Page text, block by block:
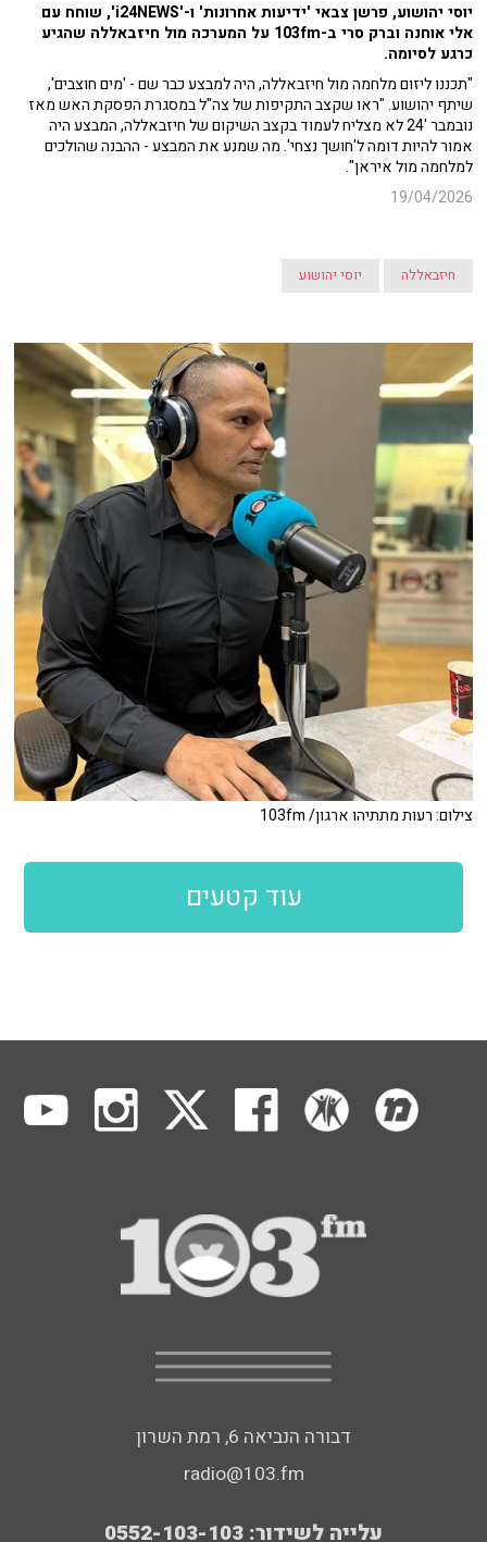
יוסי יהושוע, פרשן צבאי 'ידיעות אחרונות' ו-'i24NEWS', שוחח עם
אלי אוחנה וברק סרי ב-103fm על המערכה מול חיזבאללה שהגיע
כרגע לסיומה.
"תכננו ליזום מלחמה מול חיזבאללה, היה למבצע כבר שם - 'מים חוצבים',
שיתף יהושוע. "ראו שקצב התקיפות של צה"ל במסגרת הפסקת האש מאז
נובמבר '24 לא מצליח לעמוד בקצב השיקום של חיזבאללה, המבצע היה
אמור להיות דומה ל'חושך נצחי'. מה שמנע את המבצע - ההבנה שהולכים
למלחמה מול איראן".
19/04/2026
חיזבאללה יוסי יהושוע
צילום: רעות מתתיהו ארגון/ 103fm
עוד קטעים
דבורה הנביאה 6, רמת השרון
radio@103.fm
עלייה לשידור: 0552-103-103